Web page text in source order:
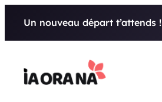
Un nouveau départ t’attends !